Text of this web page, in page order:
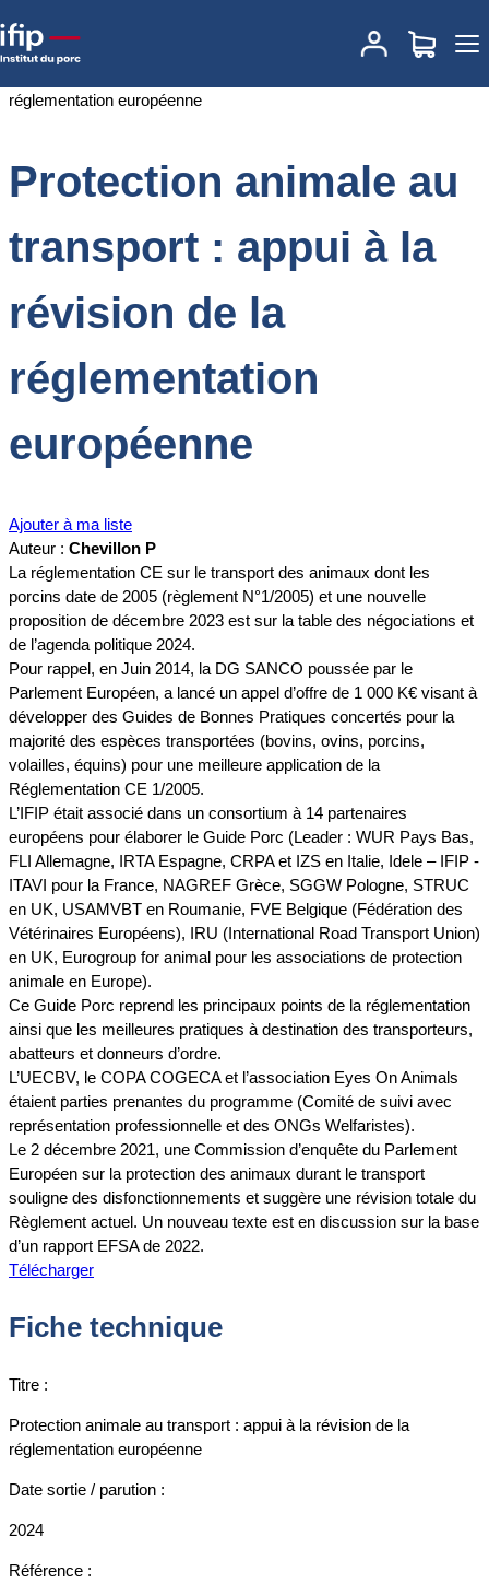
Accueil
Protection animale au transport : appui à
la révision de la réglementation européenne
Protection animale au
transport : appui à la
révision de la
réglementation
européenne
Ajouter à ma liste
Auteur : Chevillon P
La réglementation CE sur le transport des animaux dont les
porcins date de 2005 (règlement N°1/2005) et une nouvelle
proposition de décembre 2023 est sur la table des négociations et
de l’agenda politique 2024.
Pour rappel, en Juin 2014, la DG SANCO poussée par le
Parlement Européen, a lancé un appel d’offre de 1 000 K€ visant à
développer des Guides de Bonnes Pratiques concertés pour la
majorité des espèces transportées (bovins, ovins, porcins,
volailles, équins) pour une meilleure application de la
Réglementation CE 1/2005.
L’IFIP était associé dans un consortium à 14 partenaires
européens pour élaborer le Guide Porc (Leader : WUR Pays Bas,
FLI Allemagne, IRTA Espagne, CRPA et IZS en Italie, Idele – IFIP -
ITAVI pour la France, NAGREF Grèce, SGGW Pologne, STRUC
en UK, USAMVBT en Roumanie, FVE Belgique (Fédération des
Vétérinaires Européens), IRU (International Road Transport Union)
en UK, Eurogroup for animal pour les associations de protection
animale en Europe).
Ce Guide Porc reprend les principaux points de la réglementation
ainsi que les meilleures pratiques à destination des transporteurs,
abatteurs et donneurs d’ordre.
L’UECBV, le COPA COGECA et l’association Eyes On Animals
étaient parties prenantes du programme (Comité de suivi avec
représentation professionnelle et des ONGs Welfaristes).
Le 2 décembre 2021, une Commission d’enquête du Parlement
Européen sur la protection des animaux durant le transport
souligne des disfonctionnements et suggère une révision totale du
Règlement actuel. Un nouveau texte est en discussion sur la base
d’un rapport EFSA de 2022.
Télécharger
Fiche technique
Titre :
Protection animale au transport : appui à la révision de la
réglementation européenne
Date sortie / parution :
2024
Référence :